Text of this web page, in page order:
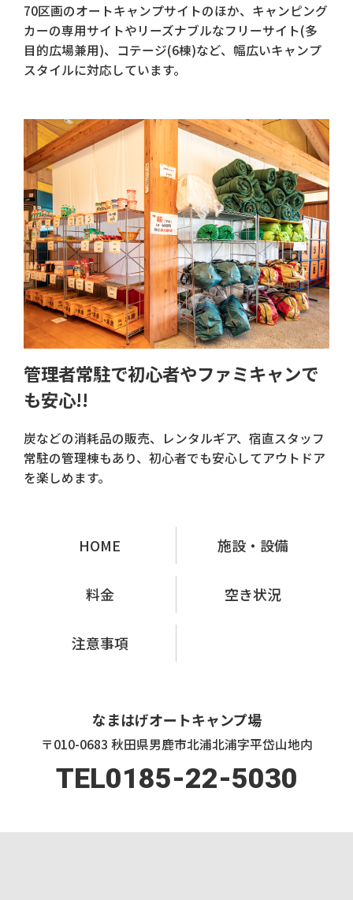
70区画のオートキャンプサイトのほか、キャンピング
カーの専用サイトやリーズナブルなフリーサイト(多
目的広場兼用)、コテージ(6棟)など、幅広いキャンプ
スタイルに対応しています。
管理者常駐で初心者やファミキャンで
も安心!!
炭などの消耗品の販売、レンタルギア、宿直スタッフ
常駐の管理棟もあり、初心者でも安心してアウトドア
を楽しめます。
HOME 施設・設備
料金 空き状況
注意事項
なまはげオートキャンプ場
〒010-0683 秋田県男鹿市北浦北浦字平岱山地内
TEL0185-22-5030